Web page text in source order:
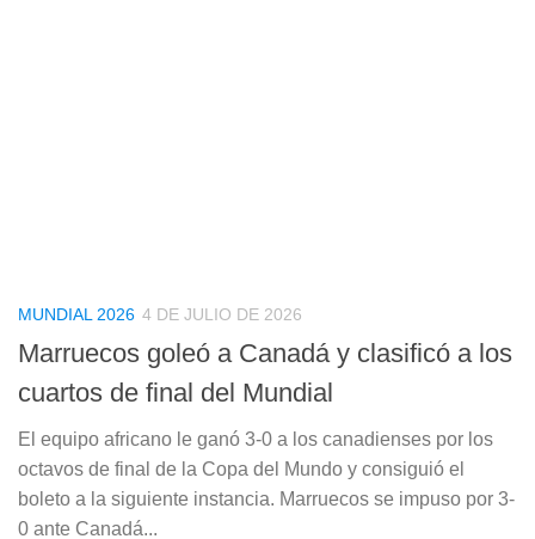
MUNDIAL 2026 4 DE JULIO DE 2026
Marruecos goleó a Canadá y clasificó a los
cuartos de final del Mundial
El equipo africano le ganó 3-0 a los canadienses por los
octavos de final de la Copa del Mundo y consiguió el
boleto a la siguiente instancia. Marruecos se impuso por 3-
0 ante Canadá...